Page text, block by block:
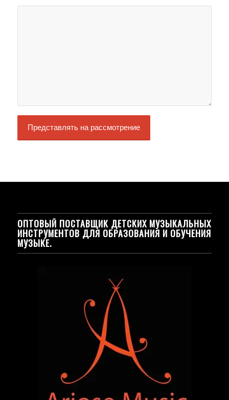
ОПТОВЫЙ ПОСТАВЩИК ДЕТСКИХ МУЗЫКАЛЬНЫХ
ИНСТРУМЕНТОВ ДЛЯ ОБРАЗОВАНИЯ И ОБУЧЕНИЯ
МУЗЫКЕ.